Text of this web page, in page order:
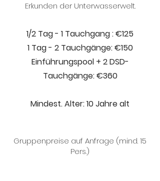
Erkunden der Unterwasserwelt.
1/2 Tag- 1 Tauchgang: €125
1 Tag - 2 Tauchgänge: €150
Einführungspool + 2 DSD-
Tauchgänge: €360
Mindest. Alter: 10 Jahre alt
Gruppenpreise auf Anfrage (mind. 15
Pers.)